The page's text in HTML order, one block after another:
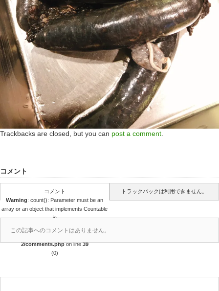
Trackbacks are closed, but you can post a comment.
コメント
コメント
Warning: count(): Parameter must be an
array or an object that implements Countable
in
/home/r4688280/public_html/takedataro.c
2/comments.phpon line39
(0)
トラックバックは利用できません。
この記事へのコメントはありません。